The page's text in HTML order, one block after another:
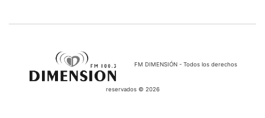
FM DIMENSIÓN - Todos los derechos
reservados © 2026